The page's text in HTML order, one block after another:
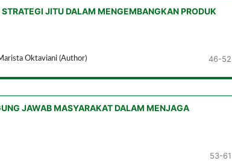
JITU DALAM MENGEMBANGKAN PRODUK
Oktaviani (Author) 46-52
JAWAB MASYARAKAT DALAM MENJAGA
53-61